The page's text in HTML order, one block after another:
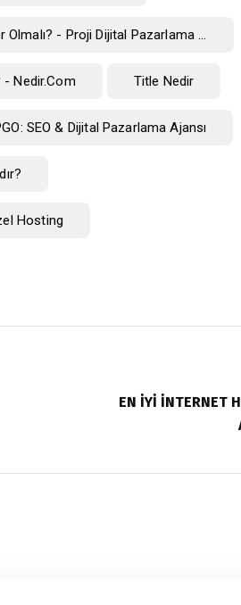
Olmalı? - Proji Dijital Pazarlama ...
- Nedir.com Title Nedir
SEO & Dijital Pazarlama Ajansı
Hosting
EN İYİ İNTERNET